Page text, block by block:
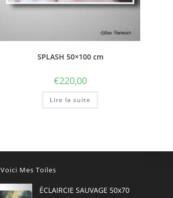
SPLASH 50×100 cm
€220,00
Lire la suite
Voici Mes Toiles
ÉCLAIRCIE SAUVAGE 50x70